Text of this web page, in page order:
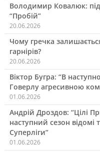
Володимир Ковалюк:
“Пробій”
20.06.2026
Чому гречка
гарнірів?
20.06.2026
Віктор Бугра: “В
Говерлу агресивною
01.06.2026
Андрій Дроздов: “Цілі
наступний сезон відомі
Суперліги”
01.06.2026